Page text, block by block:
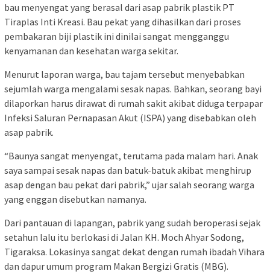
bau menyengat yang berasal dari asap pabrik plastik PT
Tiraplas Inti Kreasi. Bau pekat yang dihasilkan dari proses
pembakaran biji plastik ini dinilai sangat mengganggu
kenyamanan dan kesehatan warga sekitar.
Menurut laporan warga, bau tajam tersebut menyebabkan
sejumlah warga mengalami sesak napas. Bahkan, seorang bayi
dilaporkan harus dirawat di rumah sakit akibat diduga terpapar
Infeksi Saluran Pernapasan Akut (ISPA) yang disebabkan oleh
asap pabrik.
“Baunya sangat menyengat, terutama pada malam hari. Anak
saya sampai sesak napas dan batuk-batuk akibat menghirup
asap dengan bau pekat dari pabrik,” ujar salah seorang warga
yang enggan disebutkan namanya.
Dari pantauan di lapangan, pabrik yang sudah beroperasi sejak
setahun lalu itu berlokasi di Jalan KH. Moch Ahyar Sodong,
Tigaraksa. Lokasinya sangat dekat dengan rumah ibadah Vihara
dan dapur umum program Makan Bergizi Gratis (MBG).